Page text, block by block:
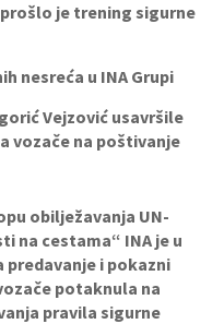
prošlo je trening sigurne
nesreća u INA Grupi
Vejzović usavršile
vozače na poštivanje
obilježavanja UN-
na cestama“ INA je u
predavanje i pokazni
potaknula na
pravila sigurne